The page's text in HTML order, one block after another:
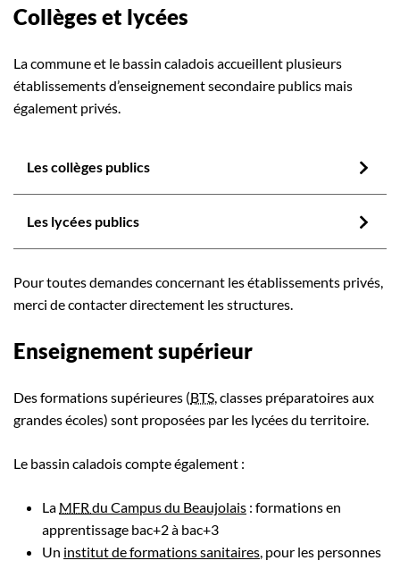
Collèges et lycées
La commune et le bassin caladois accueillent plusieurs
établissements d’enseignement secondaire publics mais
également privés.
Les collèges publics
Les lycées publics
Pour toutes demandes concernant les établissements privés,
merci de contacter directement les structures.
Enseignement supérieur
Des formations supérieures (BTS, classes préparatoires aux
grandes écoles) sont proposées par les lycées du territoire.
Le bassin caladois compte également :
La MFR du Campus du Beaujolais : formations en
apprentissage bac+2 à bac+3
Un institut de formations sanitaires, pour les personnes